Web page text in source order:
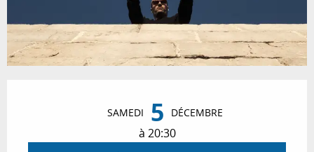
SAMEDI 5 DÉCEMBRE
à 20:30